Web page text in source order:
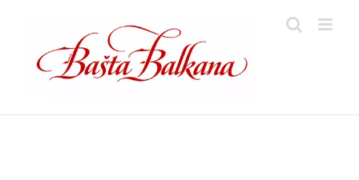
content